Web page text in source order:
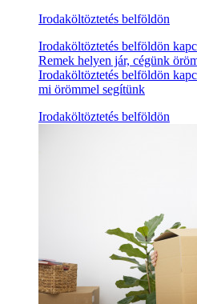
Irodaköltöztetés belföldön
Irodaköltöztetés belföldön
Remek helyen jár, cégünk
Irodaköltöztetés belföldön
mi örömmel segítünk
Irodaköltöztetés belföldön